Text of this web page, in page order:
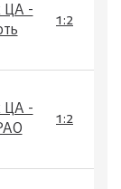
ЦА -
1:2
ЦА -
1:2